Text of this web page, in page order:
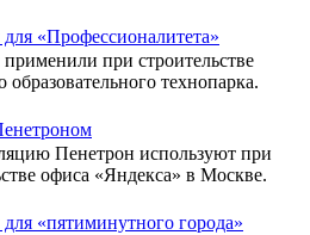
«Профессионалитета»
при строительстве
образовательного технопарка.
Пенетрон используют при
офиса «Яндекса» в Москве.
«пятиминутного города»